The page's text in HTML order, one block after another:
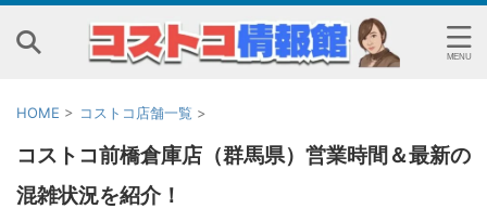
HOME > コストコ店舗一覧 >
コストコ前橋倉庫店（群馬県）営業時間＆最新の
混雑状況を紹介！